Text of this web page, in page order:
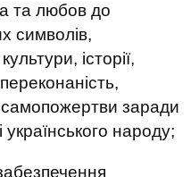
та любов до
символів,
історії,
самопожертви заради
народу;